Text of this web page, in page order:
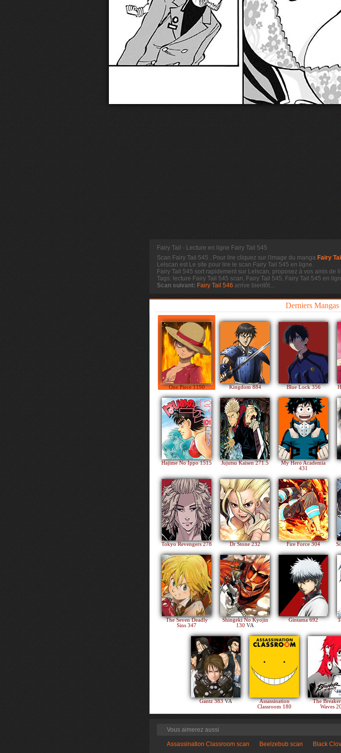
Fairy Tail - Lecture en ligne Fairy Tail 545
Scan Fairy Tail 545 . Pour lire cliquez sur l'image du manga Fairy
Lelscan est Le site pour lire le scan Fairy Tail 545 en ligne.
Fairy Tail 545 sort rapidement sur Lelscan, proposez à vos amis de
Tags: lecture Fairy Tail 545 scan, Fairy Tail 545, Fairy Tail 545 en
Scan suivant: Fairy Tail 546 arrive bientôt...
Derniers Mangas
One Piece 1190 Kingdom 884 Blue Lock 356
Hajime No Ippo 1515 Jujutsu Kaisen 271.5
My Hero Academia
431
Tokyo Revengers 278 Dr Stone 232 Fire Force 304
The Seven Deadly
Sins 347
Shingeki No Kyojin
130 VA
Gintama 692
Gantz 383VA
Assassination
Classroom 180
The
Waves
Vous aimerez aussi
Assassination Classroom scan Beelzebub scan Black